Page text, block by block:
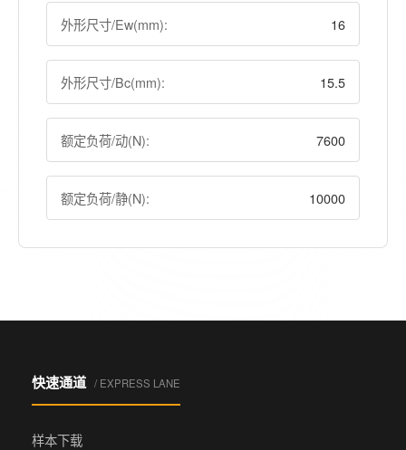
外形尺寸/Ew(mm): 16
外形尺寸/Bc(mm): 15.5
额定负荷/动(N): 7600
额定负荷/静(N): 10000
快速通道 / EXPRESS LANE
样本下载